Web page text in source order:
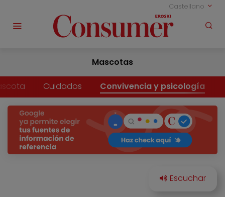
Castellano
Mascotas
Cuidados Convivencia y psicología